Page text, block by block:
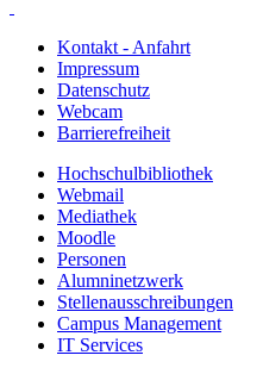
Kontakt - Anfahrt
Impressum
Datenschutz
Webcam
Barrierefreiheit
Hochschulbibliothek
Webmail
Mediathek
Moodle
Personen
Alumninetzwerk
Stellenausschreibungen
Campus Management
IT Services